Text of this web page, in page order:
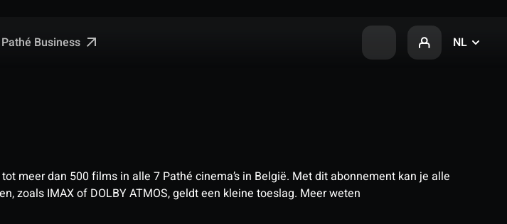
Pathé Business NL
meer dan 500 films in alle 7 Pathé cinema’s in België. Met dit abonnement kan je alle
zoals IMAX of DOLBY ATMOS, geldt een kleine toeslag. Meer weten